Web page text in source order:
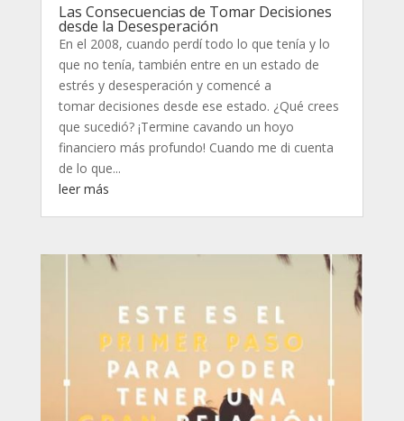
Las Consecuencias de Tomar Decisiones
desde la Desesperación
En el 2008, cuando perdí todo lo que tenía y lo
que no tenía, también entre en un estado de
estrés y desesperación y comencé a
tomar decisiones desde ese estado. ¿Qué crees
que sucedió? ¡Termine cavando un hoyo
financiero más profundo! Cuando me di cuenta
de lo que...
leer más